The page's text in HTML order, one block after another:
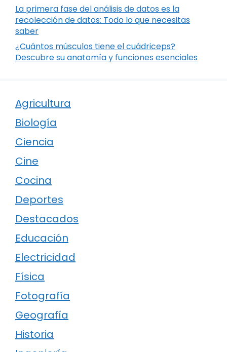
La primera fase del análisis de datos es la
recolección de datos: Todo lo que necesitas
saber
¿Cuántos músculos tiene el cuádriceps?
Descubre su anatomía y funciones esenciales
Agricultura
Biología
Ciencia
Cine
Cocina
Deportes
Destacados
Educación
Electricidad
Física
Fotografía
Geografía
Historia